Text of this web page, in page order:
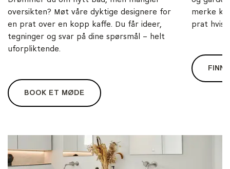
oversikten? Møt våre dyktige designere for
en prat over en kopp kaffe. Du får ideer,
tegninger og svar på dine spørsmål – helt
uforpliktende.
BOOK ET MØDE
merke
prat hvis
FINN